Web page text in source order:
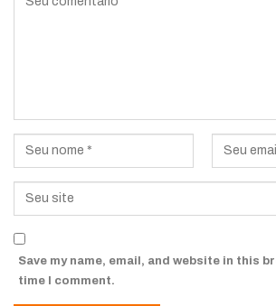
Save my name, email, and website in this
time I comment.